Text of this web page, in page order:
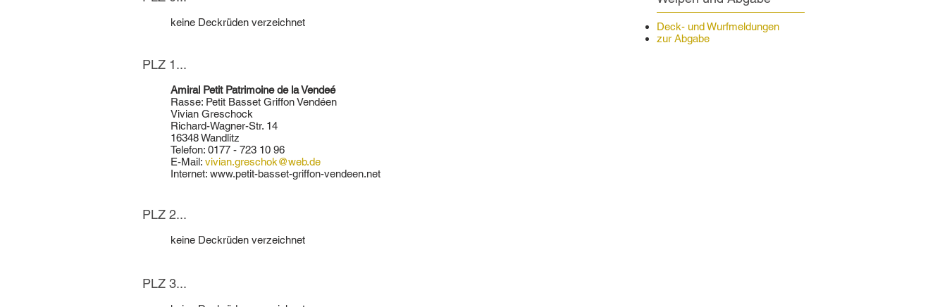
keine Deckrüden verzeichnet
Deck- und Wurfmeldungen
zur Abgabe
PLZ 1...
Amiral Petit Patrimoine de la Vendeé
Rasse: Petit Basset Griffon Vendéen
Vivian Greschock
Richard-Wagner-Str. 14
16348 Wandlitz
Telefon: 0177 - 723 10 96
E-Mail: vivian.greschok@web.de
Internet: www.petit-basset-griffon-vendeen.net
PLZ 2...
keine Deckrüden verzeichnet
PLZ 3...